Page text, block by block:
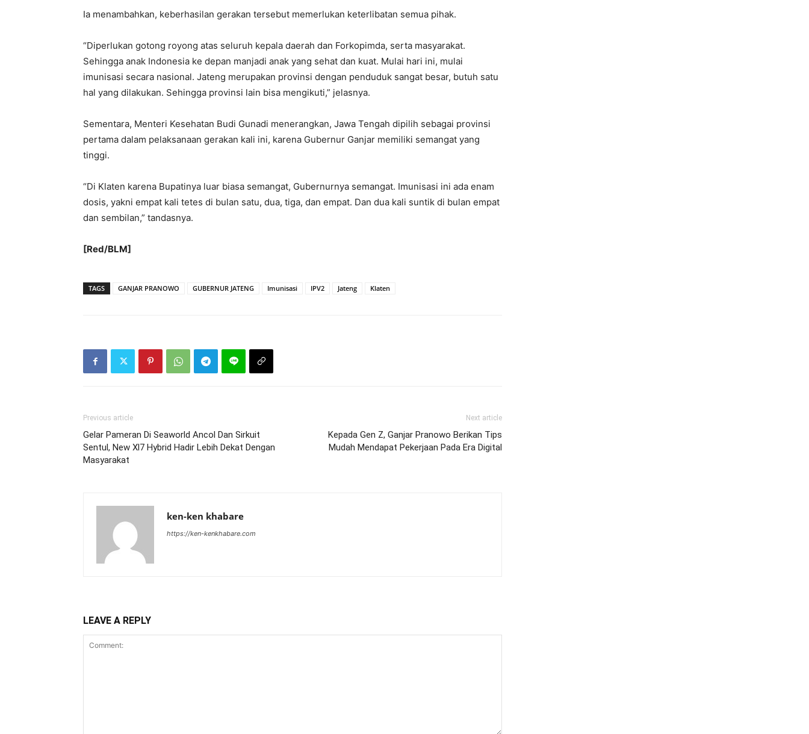
Ia menambahkan, keberhasilan gerakan tersebut memerlukan keterlibatan semua pihak.
“Diperlukan gotong royong atas seluruh kepala daerah dan Forkopimda, serta masyarakat.
Sehingga anak Indonesia ke depan manjadi anak yang sehat dan kuat. Mulai hari ini, mulai
imunisasi secara nasional. Jateng merupakan provinsi dengan penduduk sangat besar, butuh satu
hal yang dilakukan. Sehingga provinsi lain bisa mengikuti,” jelasnya.
Sementara, Menteri Kesehatan Budi Gunadi menerangkan, Jawa Tengah dipilih sebagai provinsi
pertama dalam pelaksanaan gerakan kali ini, karena Gubernur Ganjar memiliki semangat yang
tinggi.
“Di Klaten karena Bupatinya luar biasa semangat, Gubernurnya semangat. Imunisasi ini ada enam
dosis, yakni empat kali tetes di bulan satu, dua, tiga, dan empat. Dan dua kali suntik di bulan empat
dan sembilan,” tandasnya.
[Red/BLM]
TAGS GANJAR PRANOWO GUBERNUR JATENG Imunisasi IPV2 Jateng Klaten
Previous article
Gelar Pameran Di Seaworld Ancol Dan Sirkuit
Sentul, New Xl7 Hybrid Hadir Lebih Dekat Dengan
Masyarakat
Next article
Kepada Gen Z, Ganjar Pranowo Berikan Tips
Mudah Mendapat Pekerjaan Pada Era Digital
ken-ken khabare
https://ken-kenkhabare.com
LEAVE A REPLY